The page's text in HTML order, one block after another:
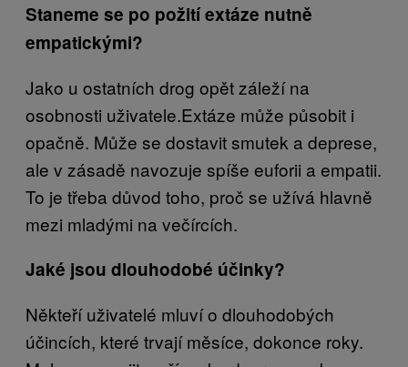
Staneme se po požití extáze nutně
empatickými?
Jako u ostatních drog opět záleží na
osobnosti uživatele.Extáze může působit i
opačně. Může se dostavit smutek a deprese,
ale v zásadě navozuje spíše euforii a empatii.
To je třeba důvod toho, proč se užívá hlavně
mezi mladými na večírcích.
Jaké jsou dlouhodobé účinky?
Někteří uživatelé mluví o dlouhodobých
účincích, které trvají měsíce, dokonce roky.